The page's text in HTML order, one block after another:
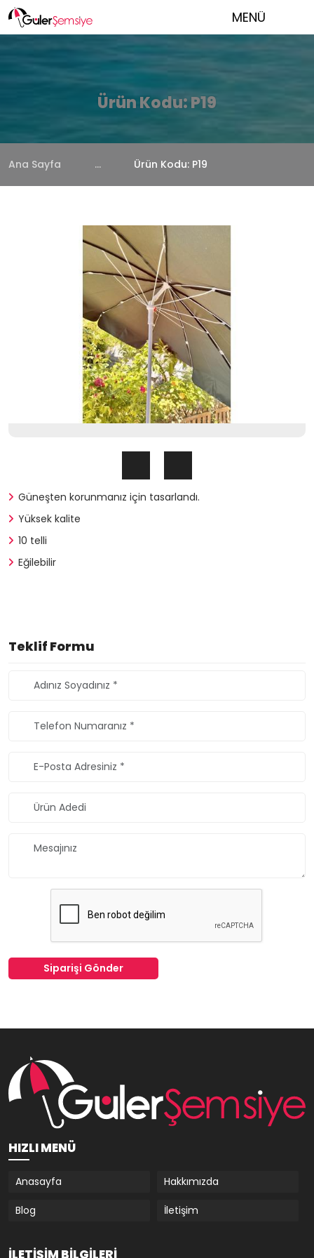
MENÜ
Ürün Kodu: P19
Ana Sayfa ... Ürün Kodu: P19
Güneşten korunmanız için tasarlandı.
Yüksek kalite
10 telli
Eğilebilir
Teklif Formu
Siparişi Gönder
HIZLI MENÜ
Anasayfa Hakkımızda
Blog İletişim